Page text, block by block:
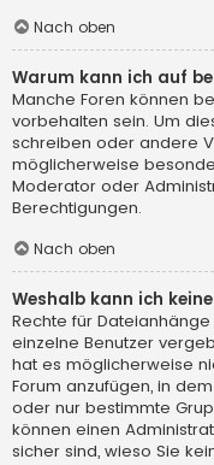
Nach oben
Warum kann ich auf
Manche Foren können
vorbehalten sein. Um
schreiben oder andere
möglicherweise
Moderator oder
Berechtigungen.
Nach oben
Weshalb kann ich
Rechte für
einzelne Benutzer
hat es möglicherweise
Forum anzufügen, in
oder nur bestimmte
können einen
sicher sind, wieso Sie